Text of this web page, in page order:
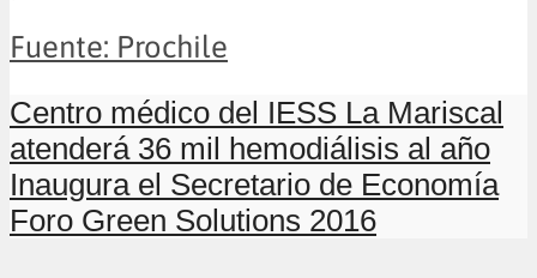
Fuente: Prochile
Centro médico del IESS La Mariscal
atenderá 36 mil hemodiálisis al año
Inaugura el Secretario de Economía
Foro Green Solutions 2016